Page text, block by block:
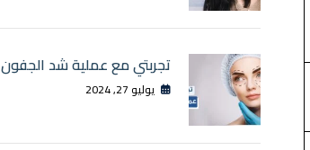
تجربتي مع عملية شد الجفون
يوليو 27, 2024